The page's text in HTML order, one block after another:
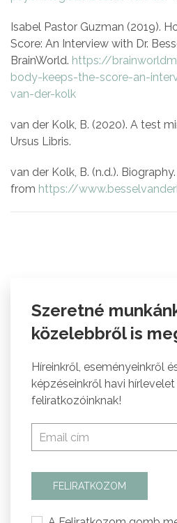
Isabel Pastor Guzman (2019).
Score: An Interview with Dr.
BrainWorld. https://
body-keeps-the-score-an-
van-der-kolk
van der Kolk, B. (2020). A test
Ursus Libris.
van der Kolk, B. (n.d.).
from https://
Szeretné
közelebbről is
Híreinkről, eseményeinkről
képzéseinkről havi
feliratkozóinknak!
FELIRATKOZOM